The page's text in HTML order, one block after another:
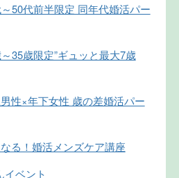
50代前半限定 同年代婚活パー
35歳限定”ギュッと最大7歳
性×年下女性 歳の差婚活パー
る！婚活メンズケア講座
イベント